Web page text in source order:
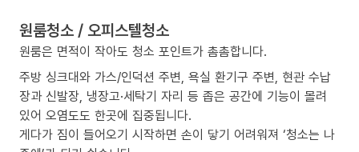
원룸청소 / 오피스텔청소
원룸은 면적이 작아도 청소 포인트가 촘촘합니다.
주방 싱크대와 가스/인덕션 주변, 욕실 환기구 주변, 현관 수납
장과 신발장, 냉장고·세탁기 자리 등 좁은 공간에 기능이 몰려
있어 오염도도 한곳에 집중됩니다.
게다가 짐이 들어오기 시작하면 손이 닿기 어려워져 ‘청소는 나